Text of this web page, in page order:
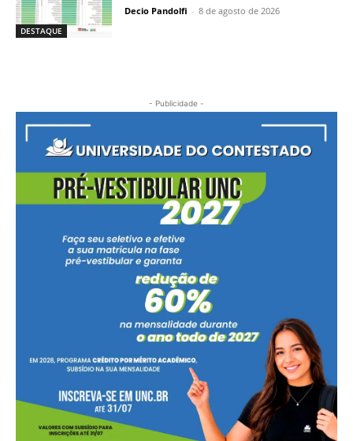
DESTAQUE
Decio Pandolfi - 8 de agosto de 2026
- Publicidade -